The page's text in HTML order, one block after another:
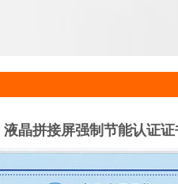
液晶拼接屏强制节能认证证